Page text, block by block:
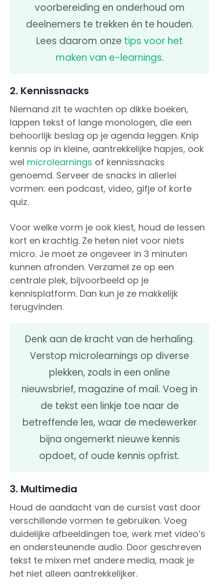
voorbereiding en onderhoud om
deelnemers te trekken én te houden.
Lees daarom onze tips voor het
maken van e-learnings.
2. Kennissnacks
Niemand zit te wachten op dikke boeken,
lappen tekst of lange monologen, die een
behoorlijk beslag op je agenda leggen. Knip
kennis op in kleine, aantrekkelijke hapjes, ook
wel microlearnings of kennissnacks
genoemd. Serveer de snacks in allerlei
vormen: een podcast, video, gifje of korte
quiz.
Voor welke vorm je ook kiest, houd de lessen
kort en krachtig. Ze heten niet voor niets
micro. Je moet ze ongeveer in 3 minuten
kunnen afronden. Verzamel ze op een
centrale plek, bijvoorbeeld op je
kennisplatform. Dan kun je ze makkelijk
terugvinden.
Denk aan de kracht van de herhaling.
Verstop microlearnings op diverse
plekken, zoals in een online
nieuwsbrief, magazine of mail. Voeg in
de tekst een linkje toe naar de
betreffende les, waar de medewerker
bijna ongemerkt nieuwe kennis
opdoet, of oude kennis opfrist.
3. Multimedia
Houd de aandacht van de cursist vast door
verschillende vormen te gebruiken. Voeg
duidelijke afbeeldingen toe, werk met video’s
en ondersteunende audio. Door geschreven
tekst te mixen met andere media, maak je
het niet alleen aantrekkelijker.